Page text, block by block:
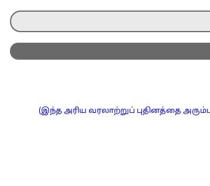
(இந்த அரிய வரலாற்றுப் புதினத்தை